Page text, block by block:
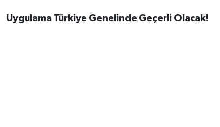
Uygulama Türkiye Genelinde Geçerli Olacak!